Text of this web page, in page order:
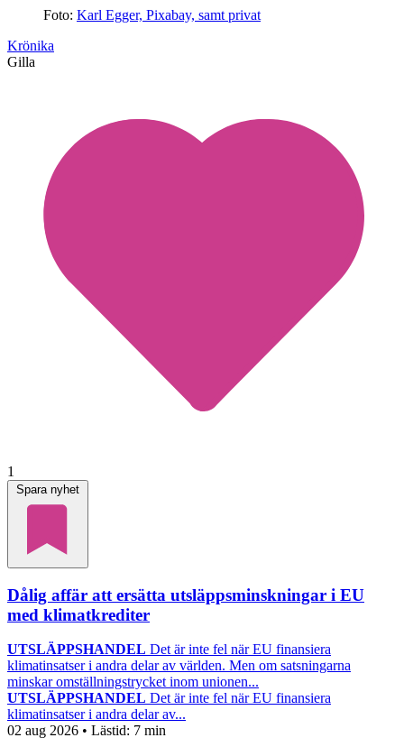
Foto: Karl Egger, Pixabay, samt privat
Krönika
Gilla
1
Spara nyhet
Dålig affär att ersätta utsläppsminskningar i EU
med klimatkrediter
UTSLÄPPSHANDEL Det är inte fel när EU finansiera
klimatinsatser i andra delar av världen. Men om satsningarna
minskar omställningstrycket inom unionen...
UTSLÄPPSHANDEL Det är inte fel när EU finansiera
klimatinsatser i andra delar av...
02 aug 2026 • Lästid: 7 min